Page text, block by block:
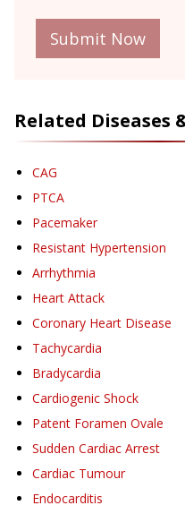
Submit Now
Related Diseases
CAG
PTCA
Pacemaker
Resistant Hypertension
Arrhythmia
Heart Attack
Coronary Heart Disease
Tachycardia
Bradycardia
Cardiogenic Shock
Patent Foramen Ovale
Sudden Cardiac Arrest
Cardiac Tumour
Endocarditis